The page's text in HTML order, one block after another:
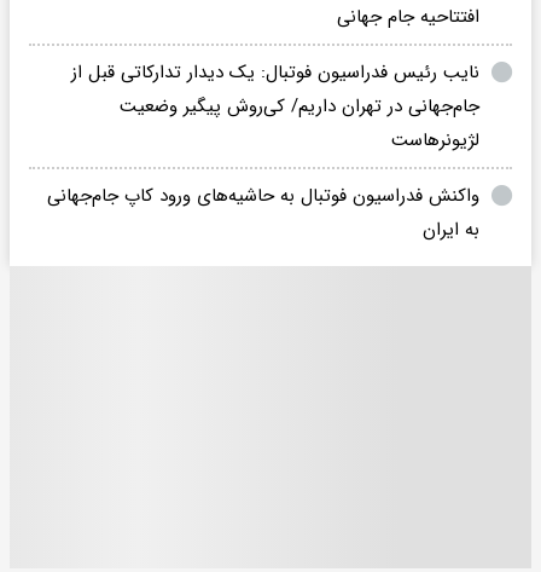
افتتاحیه جام جهانی
نایب رئیس فدراسیون فوتبال: یک دیدار تدارکاتی قبل از
جام‌جهانی در تهران داریم/ کی‌روش پیگیر وضعیت
لژیونرهاست
واکنش فدراسیون فوتبال به حاشیه‌های ورود کاپ جام‌جهانی
به ایران